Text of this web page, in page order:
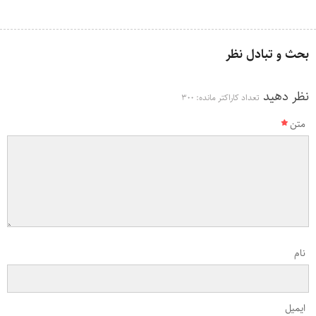
بحث و تبادل نظر
نظر دهید تعداد کاراکتر مانده: 300
متن
نام
ایمیل